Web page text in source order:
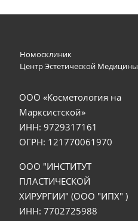
Номосклиник
Центр Эстетической Медицины
ООО «Косметология на
Марксистской»
ИНН: 9729317161
ОГРН: 121770061970
ООО "ИНСТИТУТ
ПЛАСТИЧЕСКОЙ
ХИРУРГИИ" (ООО "ИПХ" )
ИНН: 7702725988